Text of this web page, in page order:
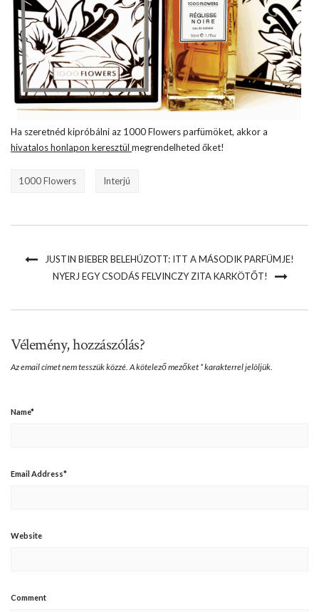
Ha szeretnéd kipróbálni az 1000 Flowers parfümöket, akkor a
hivatalos honlapon keresztül megrendelheted őket!
1000 Flowers Interjú
JUSTIN BIEBER BELEHÚZOTT: ITT A MÁSODIK PARFÜMJE!
NYERJ EGY CSODÁS FELVINCZY ZITA KARKÖTŐT!
Vélemény, hozzászólás?
Az email címet nem tesszük közzé. A kötelező mezőket *karakterrel jelöljük.
Name*
Email Address*
Website
Comment